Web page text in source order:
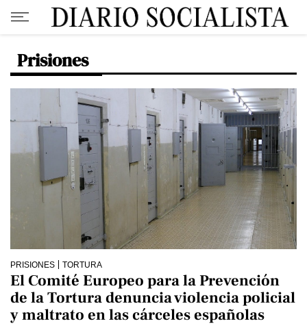
Prisiones
PRISIONES TORTURA
El Comité Europeo para la Prevención
de la Tortura denuncia violencia policial
y maltrato en las cárceles españolas